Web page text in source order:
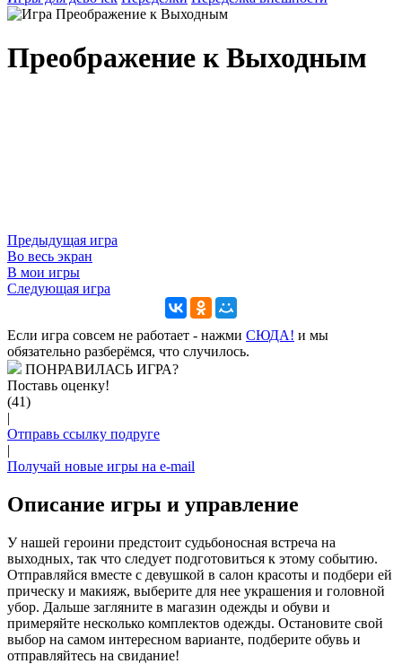
Преображение к Выходным
Предыдущая игра
Во весь экран
В мои игры
Следующая игра
Если игра совсем не работает - нажми CЮДА! и мы
обязательно разберёмся, что случилось.
ПОНРАВИЛАСЬ ИГРА?
Поставь оценку!
(41)
|
Отправь ссылку подруге
|
Получай новые игры на e-mail
Описание игры и управление
У нашей героини предстоит судьбоносная встреча на
выходных, так что следует подготовиться к этому событию.
Отправляйся вместе с девушкой в салон красоты и подбери ей
прическу и макияж, выберите для нее украшения и головной
убор. Дальше загляните в магазин одежды и обуви и
примеряйте несколько комплектов одежды. Остановите свой
выбор на самом интересном варианте, подберите обувь и
отправляйтесь на свидание!